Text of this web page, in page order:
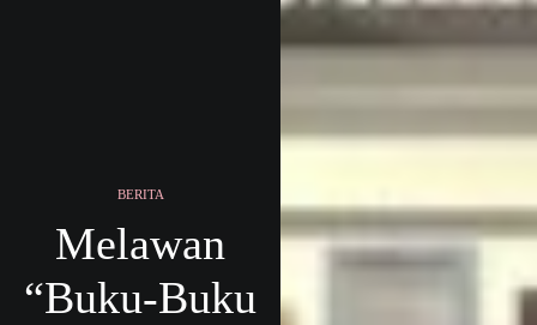
BERITA
Melawan
“Buku-Buku